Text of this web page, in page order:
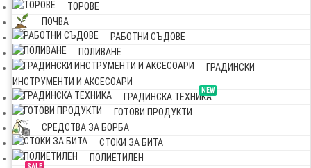
ТОРОВЕ
ПОЧВА
РАБОТНИ СЪДОВЕ
ПОЛИВАНЕ
ГРАДИНСКИ
ИНСТРУМЕНТИ И АКСЕСОАРИ
NEW
ГРАДИНСКА ТЕХНИКА
ГОТОВИ ПРОДУКТИ
СРЕДСТВА ЗА БОРБА
СТОКИ ЗА БИТА
ПОЛИЕТИЛЕН